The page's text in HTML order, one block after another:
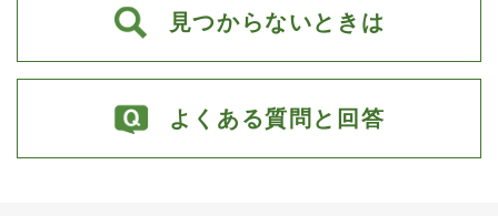
見つからないときは
よくある質問と回答